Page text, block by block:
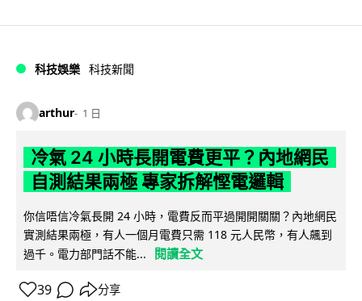
科技娛樂 科技新聞
arthur 1 日
冷氣 24 小時長開電費更平？內地網民
自測結果兩極 專家拆解慳電邏輯
你信唔信冷氣長開 24 小時，電費反而平過開開關關？內地網民
實測結果兩極，有人一個月電費只需 118 元人民幣，有人飆到
過千。電力部門話不能...
閱讀全文
39 分享